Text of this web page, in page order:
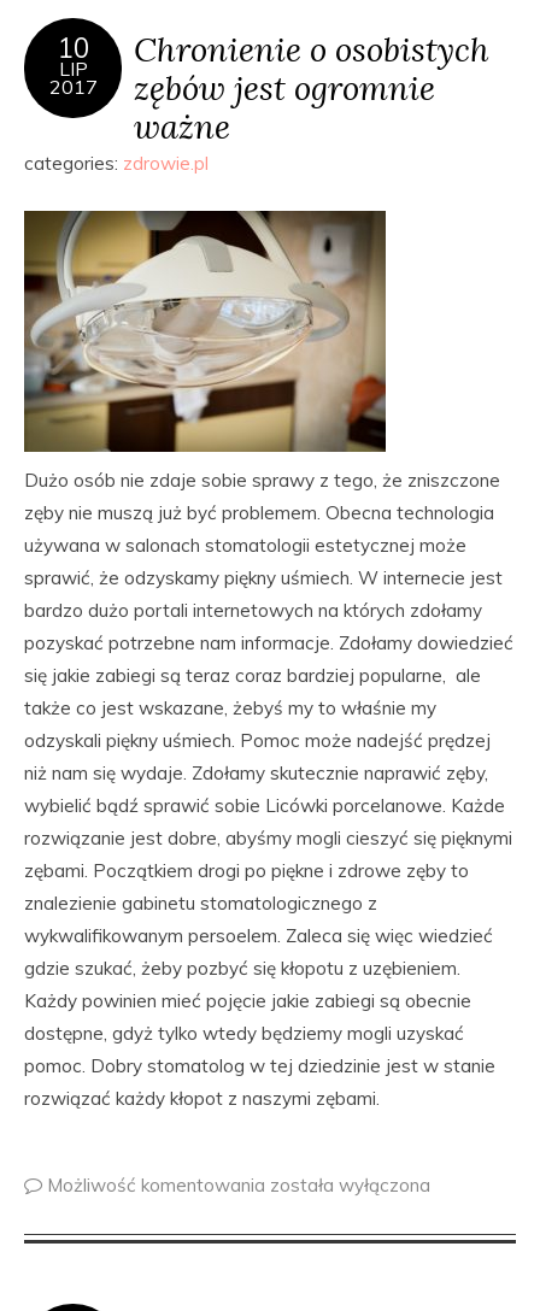
10
LIP
2017
Chronienie o osobistych
zębów jest ogromnie
ważne
categories: zdrowie.pl
Dużo osób nie zdaje sobie sprawy z tego, że zniszczone
zęby nie muszą już być problemem. Obecna technologia
używana w salonach stomatologii estetycznej może
sprawić, że odzyskamy piękny uśmiech. W internecie jest
bardzo dużo portali internetowych na których zdołamy
pozyskać potrzebne nam informacje. Zdołamy dowiedzieć
się jakie zabiegi są teraz coraz bardziej popularne, ale
także co jest wskazane, żebyś my to właśnie my
odzyskali piękny uśmiech. Pomoc może nadejść prędzej
niż nam się wydaje. Zdołamy skutecznie naprawić zęby,
wybielić bądź sprawić sobie Licówki porcelanowe. Każde
rozwiązanie jest dobre, abyśmy mogli cieszyć się pięknymi
zębami. Początkiem drogi po piękne i zdrowe zęby to
znalezienie gabinetu stomatologicznego z
wykwalifikowanym persoelem. Zaleca się więc wiedzieć
gdzie szukać, żeby pozbyć się kłopotu z uzębieniem.
Każdy powinien mieć pojęcie jakie zabiegi są obecnie
dostępne, gdyż tylko wtedy będziemy mogli uzyskać
pomoc. Dobry stomatolog w tej dziedzinie jest w stanie
rozwiązać każdy kłopot z naszymi zębami.
Możliwość komentowania została wyłączona